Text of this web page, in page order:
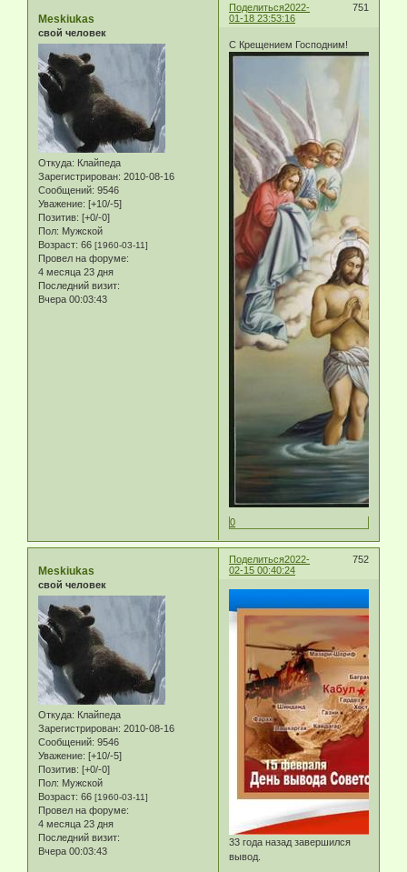
Поделиться 751
2022-
01-18 23:53:16
Meskiukas
свой человек
Откуда: Клайпеда
Зарегистрирован: 2010-08-16
Сообщений: 9546
Уважение: [+10/-5]
Позитив: [+0/-0]
Пол: Мужской
Возраст: 66 [1960-03-11]
Провел на форуме:
4 месяца 23 дня
Последний визит:
Вчера 00:03:43
С Крещением Господним!
0
Поделиться 752
2022-
02-15 00:40:24
Meskiukas
свой человек
Откуда: Клайпеда
Зарегистрирован: 2010-08-16
Сообщений: 9546
Уважение: [+10/-5]
Позитив: [+0/-0]
Пол: Мужской
Возраст: 66 [1960-03-11]
Провел на форуме:
4 месяца 23 дня
Последний визит:
Вчера 00:03:43
33 года назад завершился
вывод.